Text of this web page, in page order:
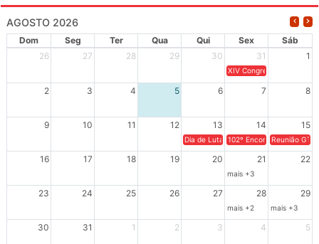
AGOSTO 2026
Dom Seg Ter Qua Qui Sex
Sáb
26
27 28 29 30 31 1
XIV Congresso Brasileiro
2 3 4 5 6 7 8
9 10 11 12 13 14 15
Dia de Luta em Defesa de Cuba e da
102º Encontro da
Reunião
16 17 18 19 20 21 22
mais +3
23 24 25 26 27 28 29
mais +2 mais +3
30 31 1 2 3 4 5